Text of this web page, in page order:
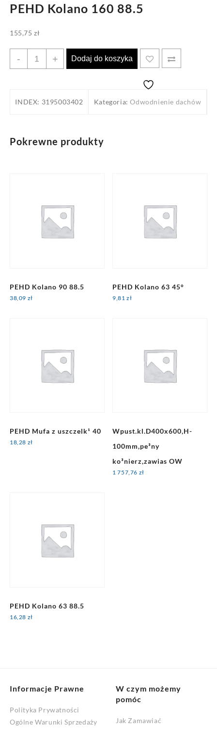
PEHD Kolano 160 88.5
155,75zł
-
ilość
PEHD
88.5
+ Dodaj do koszyka
INDEX: 3195003402 Kategoria:Odwodnienie dachów
Pokrewne produkty
PEHD Kolano 90 88.5
38,09 zł
PEHD Kolano 63 45°
9,81zł
PEHD Mufa z uszczelk¹ 40
18,28 zł
Wpust.kl.D400x600,H-
100mm,pe³ny
ko³nierz,zawias OW
1 757,76 zł
PEHD Kolano 63 88.5
16,28 zł
Informacje Prawne
Polityka Prywatności
Ogólne Warunki Sprzedaży
W czym możemy
pomóc
Jak Zamawiać